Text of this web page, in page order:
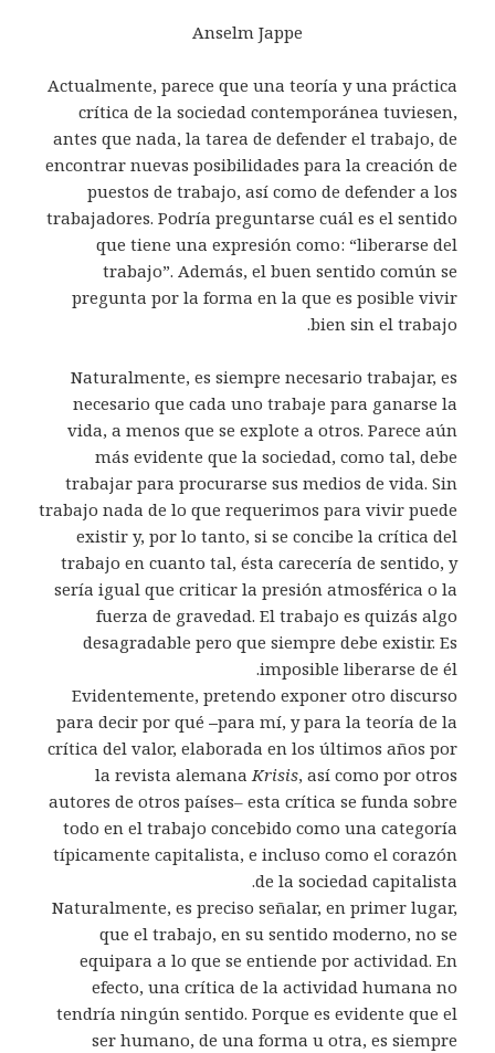
Anselm Jappe
Actualmente, parece que una teoría y una práctica
crítica de la sociedad contemporánea tuviesen,
antes que nada, la tarea de defender el trabajo, de
encontrar nuevas posibilidades para la creación de
puestos de trabajo, así como de defender a los
trabajadores. Podría preguntarse cuál es el sentido
que tiene una expresión como: “liberarse del
trabajo”. Además, el buen sentido común se
pregunta por la forma en la que es posible vivir
bien sin el trabajo.
Naturalmente, es siempre necesario trabajar, es
necesario que cada uno trabaje para ganarse la
vida, a menos que se explote a otros. Parece aún
más evidente que la sociedad, como tal, debe
trabajar para procurarse sus medios de vida. Sin
trabajo nada de lo que requerimos para vivir puede
existir y, por lo tanto, si se concibe la crítica del
trabajo en cuanto tal, ésta carecería de sentido, y
sería igual que criticar la presión atmosférica o la
fuerza de gravedad. El trabajo es quizás algo
desagradable pero que siempre debe existir. Es
imposible liberarse de él.
Evidentemente, pretendo exponer otro discurso
para decir por qué –para mí, y para la teoría de la
crítica del valor, elaborada en los últimos años por
la revista alemanaKrisis, así como por otros
autores de otros países– esta crítica se funda sobre
todo en el trabajo concebido como una categoría
típicamente capitalista, e incluso como el corazón
de la sociedad capitalista.
Naturalmente, es preciso señalar, en primer lugar,
que el trabajo, en su sentido moderno, no se
equipara a lo que se entiende por actividad. En
efecto, una crítica de la actividad humana no
tendría ningún sentido. Porque es evidente que el
ser humano, de una forma u otra, es siempre